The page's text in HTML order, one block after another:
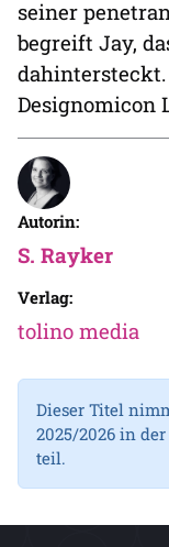
seiner
begreift Jay,
dahintersteckt.
Designomicon
Autorin:
S. Rayker
Verlag:
tolino media
Dieser Titel
2025/2026 in
teil.